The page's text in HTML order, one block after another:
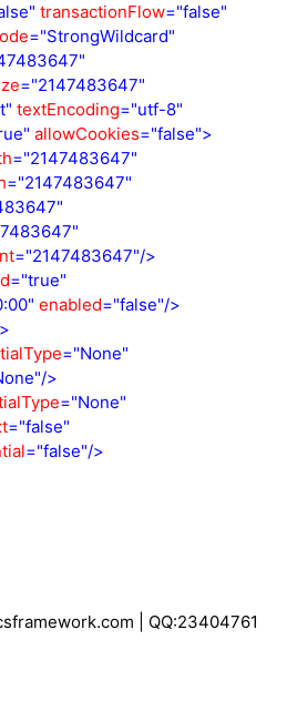
transactionFlow="false"
="StrongWildcard"
="2147483647"
textEncoding="utf-8"
allowCookies="false">
="2147483647"
="2147483647"
="2147483647"/>
="true"
enabled="false"/>
>
="None"
/>
="None"
="false"
="false"/>
| QQ:23404761